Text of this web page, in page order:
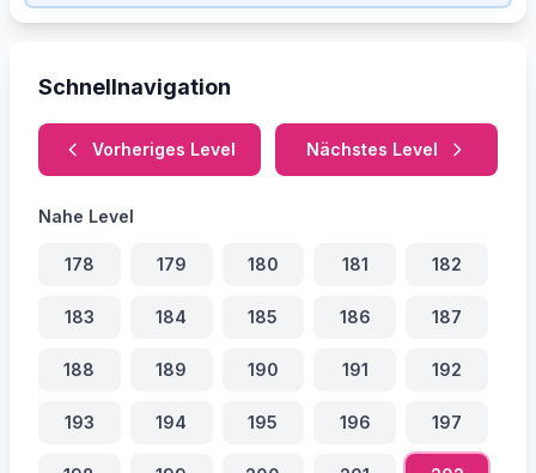
Schnellnavigation
Vorheriges Level Nächstes Level
Nahe Level
178 179 180 181 182
183 184 185 186 187
188 189 190 191 192
193 194 195 196 197